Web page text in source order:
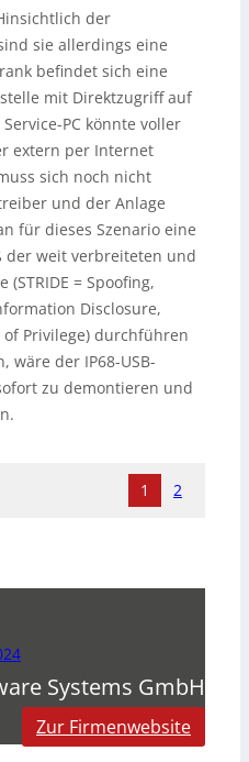
der
sie allerdings eine
befindet sich eine
mit Direktzugriff auf
PC könnte voller
extern per Internet
sich noch nicht
und der Anlage
für dieses Szenario eine
der weit verbreiteten und
(STRIDE = Spoofing,
Disclosure,
of Privilege) durchführen
wäre der IP68-USB-
zu demontieren und
1 2
Systems GmbH
Zur Firmenwebsite